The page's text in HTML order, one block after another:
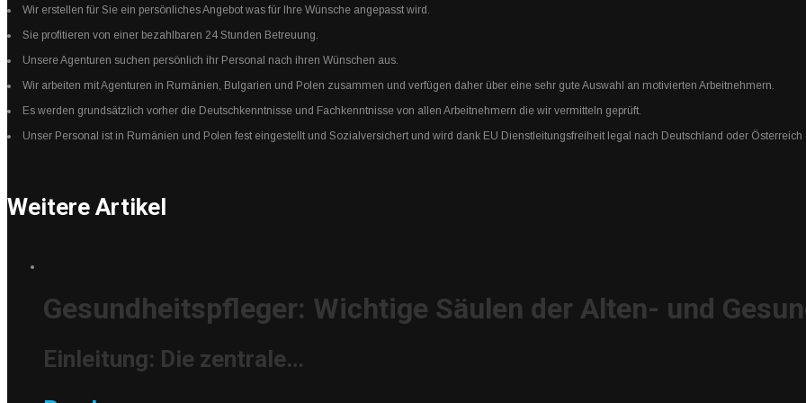
Wir erstellen für Sie ein persönliches Angebot was für Ihre Wünsche angepasst wird.
Sie profitieren von einer bezahlbaren 24 Stunden Betreuung.
Unsere Agenturen suchen persönlich ihr Personal nach ihren Wünschen aus.
Wir arbeiten mit Agenturen in Rumänien, Bulgarien und Polen zusammen und verfügen daher über eine sehr gute Auswahl an motivierten Arbeitnehmern.
Es werden grundsätzlich vorher die Deutschkenntnisse und Fachkenntnisse von allen Arbeitnehmern die wir vermitteln geprüft.
Unser Personal ist in Rumänien und Polen fest eingestellt und Sozialversichert und wird dank EU Dienstleitungsfreiheit legal nach Deutschland oder Österreich
Weitere Artikel
Gesundheitspfleger: Wichtige Säulen der Alten- und
Einleitung: Die zentrale…